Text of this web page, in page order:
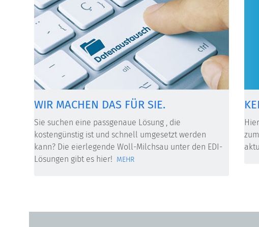
WIR MACHEN DAS FÜR SIE.
Sie suchen eine passgenaue Lösung , die
kostengünstig ist und schnell umgesetzt werden
kann? Die eierlegende Woll-Milchsau unter den EDI-
Lösungen gibt es hier! MEHR